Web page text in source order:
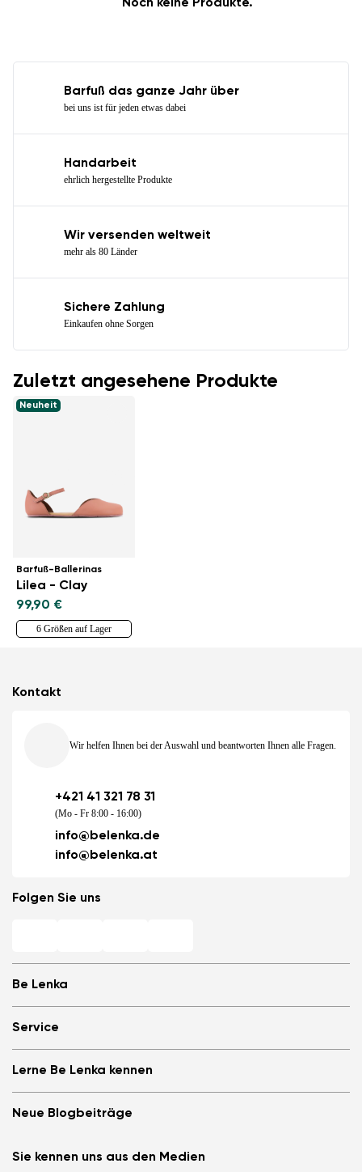
Noch keine Produkte.
Barfuß das ganze Jahr über
bei uns ist für jeden etwas dabei
Handarbeit
ehrlich hergestellte Produkte
Wir versenden weltweit
mehr als 80 Länder
Sichere Zahlung
Einkaufen ohne Sorgen
Zuletzt angesehene Produkte
Neuheit
Barfuß-Ballerinas
Lilea - Clay
99,90 €
6 Größen auf Lager
Be Lenka
Store Locator
Über uns
Be Lenka in den Medien
Cookies
Datenschutzinformationen
Service
Anmelden
Be Lenka empfehlen &amp; Geld verdienen
Allgemeine Geschäftsbedingungen, Umtausch und Widerrufsrecht
Affiliate Partnerprogramm
Lerne Be Lenka kennen
Be Lenka Kids
Über unsere Sohlen
Neue Blogbeiträge
meisterten sie die Antarktis?
Kontakt
Wir helfen Ihnen bei der Auswahl und beantworten Ihnen alle Fragen.
+421 41 321 78 31
(Mo - Fr 8:00 - 16:00)
info@belenka.de
info@belenka.at
Folgen Sie uns
Sie kennen uns aus den Medien